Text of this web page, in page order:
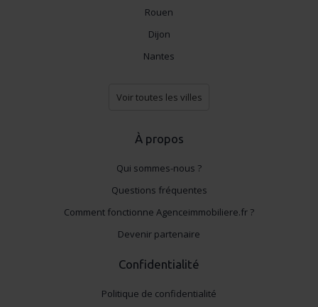
Rouen
Dijon
Nantes
Voir toutes les villes
À propos
Qui sommes-nous ?
Questions fréquentes
Comment fonctionne Agenceimmobiliere.fr ?
Devenir partenaire
Confidentialité
Politique de confidentialité